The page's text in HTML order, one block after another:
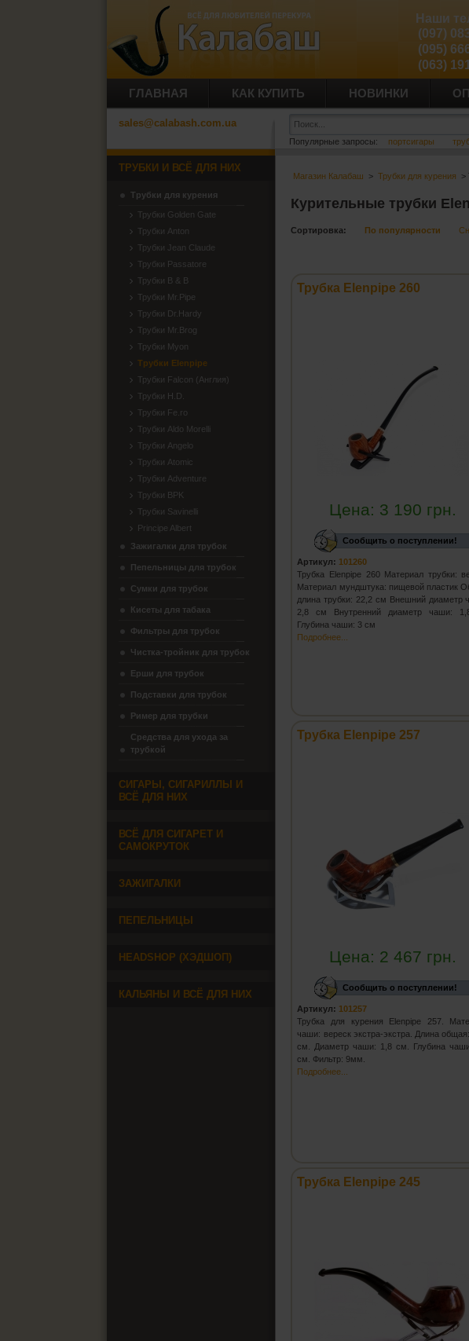
Наши
(097)
(095)
(063)
ГЛАВНАЯ КАК КУПИТЬ НОВИНКИ
sales@calabash.com.ua
Популярные запросы: портсигары
Магазин Калабаш > Трубки для курения >
Курительные трубки
Сортировка: По популярности
Трубка Elenpipe 260
Цена: 3 190 грн.
Сообщить о поступлении!
Артикул: 101260
Трубка Elenpipe 260 Материал трубки:
Материал мундштука: пищевой пластик
длина трубки: 22,2 см Внешний диаметр
2,8 см Внутренний диаметр чаши:
Глубина чаши: 3 см
Подробнее...
Трубка Elenpipe 257
Цена: 2 467 грн.
Сообщить о поступлении!
Артикул: 101257
Трубка для курения Elenpipe 257.
чаши: вереск экстра-экстра. Длина
см. Диаметр чаши: 1,8 см. Глубина
см. Фильтр: 9мм.
Подробнее...
Трубка Elenpipe 245
ТРУБКИ И ВСЁ ДЛЯ НИХ
Трубки для курения
Трубки Golden Gate
Трубки Anton
Трубки Jean Claude
Трубки Passatore
Трубки B & B
Трубки Mr.Pipe
Трубки Dr.Hardy
Трубки Mr.Brog
Трубки Myon
Трубки Elenpipe
Трубки Falcon (Англия)
Трубки H.D.
Трубки Fe.ro
Трубки Aldo Morelli
Трубки Angelo
Трубки Atomic
Трубки Adventure
Трубки BPK
Трубки Savinelli
Principe Albert
Зажигалки для трубок
Пепельницы для трубок
Сумки для трубок
Кисеты для табака
Фильтры для трубок
Чистка-тройник для трубок
Ерши для трубок
Подставки для трубок
Ример для трубки
Средства для ухода за
трубкой
СИГАРЫ, СИГАРИЛЛЫ И
ВСЁ ДЛЯ НИХ
ВСЁ ДЛЯ СИГАРЕТ И
САМОКРУТОК
ЗАЖИГАЛКИ
ПЕПЕЛЬНИЦЫ
HEADSHOP (ХЭДШОП)
КАЛЬЯНЫ И ВСЁ ДЛЯ НИХ